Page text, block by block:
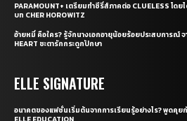
PARAMOUNT+ เตรียมทำซีรี่ส์ภาคต่อ CLUELESS โดย
บท CHER HOROWITZ
อ้ายหมี่ คือใคร? รู้จักนางเอกอายุน้อยร้อยประสบการณ์ จ
HEART ชะตารักกระดูกปักษา
ELLE SIGNATURE
อนาคตของแฟชั่นเริ่มต้นจากการเรียนรู้อย่างไร? พูดคุย